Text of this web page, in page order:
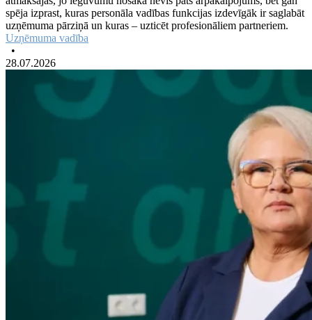
spēja izprast, kuras personāla vadības funkcijas izdevīgāk ir saglabāt
uzņēmuma pārziņā un kuras – uzticēt profesionāliem partneriem.
Uzņēmuma vadība
•
28.07.2026